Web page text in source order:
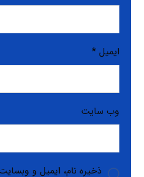
ایمیل*
وب‌ سایت
ذخیره نام، ایمیل و